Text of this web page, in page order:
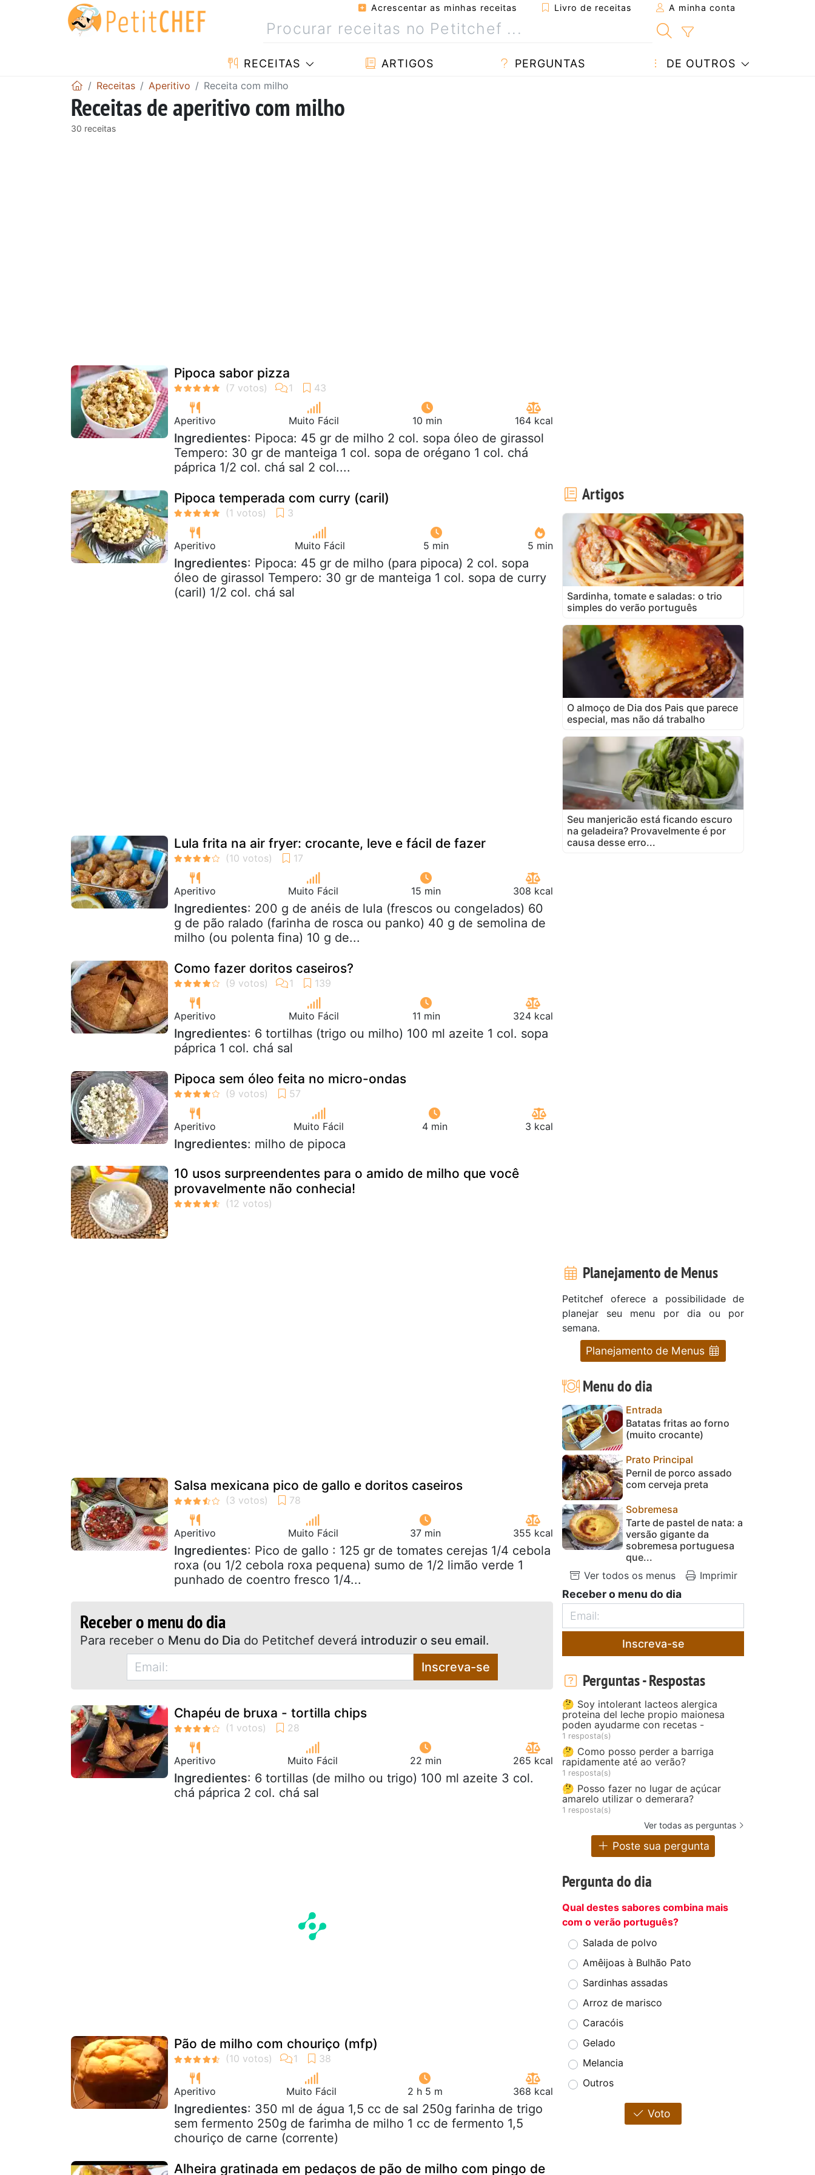
Acrescentar as minhas receitas Livro de receitas A minha conta
RECEITAS ARTIGOS PERGUNTAS DE OUTROS
Receitas Aperitivo Receita com milho
Receitas de aperitivo com milho
30 receitas
Pipoca sabor pizza
Aperitivo Muito Fácil 10 min 164 kcal
Ingredientes: Pipoca: 45 gr de milho 2 col. sopa óleo de girassol
Tempero: 30 gr de manteiga 1 col. sopa de orégano 1 col. chá
páprica 1/2 col. chá sal 2 col....
Pipoca temperada com curry (caril)
Aperitivo Muito Fácil 5 min 5 min
Ingredientes: Pipoca: 45 gr de milho (para pipoca) 2 col. sopa
óleo de girassol Tempero: 30 gr de manteiga 1 col. sopa de curry
(caril) 1/2 col. chá sal
Lula frita na air fryer: crocante, leve e fácil de fazer
Aperitivo Muito Fácil 15 min 308 kcal
Ingredientes: 200 g de anéis de lula (frescos ou congelados) 60
g de pão ralado (farinha de rosca ou panko) 40 g de semolina de
milho (ou polenta fina) 10 g de...
Como fazer doritos caseiros?
Aperitivo Muito Fácil 11 min 324 kcal
Ingredientes: 6 tortilhas (trigo ou milho) 100 ml azeite 1 col. sopa
páprica 1 col. chá sal
Pipoca sem óleo feita no micro-ondas
Aperitivo Muito Fácil 4 min 3 kcal
Ingredientes: milho de pipoca
10 usos surpreendentes para o amido de milho que você
provavelmente não conhecia!
Salsa mexicana pico de gallo e doritos caseiros
Aperitivo Muito Fácil 37 min 355 kcal
Ingredientes: Pico de gallo : 125 gr de tomates cerejas 1/4 cebola
roxa (ou 1/2 cebola roxa pequena) sumo de 1/2 limão verde 1
punhado de coentro fresco 1/4...
Receber o menu do dia
Para receber o Menu do Dia do Petitchef deverá introduzir o seu email.
Inscreva-se
Chapéu de bruxa - tortilla chips
Aperitivo Muito Fácil 22 min 265 kcal
Ingredientes: 6 tortillas (de milho ou trigo) 100 ml azeite 3 col.
chá páprica 2 col. chá sal
Pão de milho com chouriço (mfp)
Aperitivo Muito Fácil 2 h 5 m 368 kcal
Ingredientes: 350 ml de água 1,5 cc de sal 250g farinha de trigo
sem fermento 250g de farimha de milho 1 cc de fermento 1,5
chouriço de carne (corrente)
Alheira gratinada em pedaços de pão de milho com pingo de
Artigos
Sardinha, tomate e saladas: o trio
simples do verão português
O almoço de Dia dos Pais que parece
especial, mas não dá trabalho
Seu manjericão está ficando escuro
na geladeira? Provavelmente é por
causa desse erro...
Planejamento de Menus
Petitchef oferece a possibilidade de
planejar seu menu por dia ou por
semana.
Planejamento de Menus
Menu do dia
Entrada
Batatas fritas ao forno
(muito crocante)
Prato Principal
Pernil de porco assado
com cerveja preta
Sobremesa
Tarte de pastel de nata: a
versão gigante da
sobremesa portuguesa
que...
Ver todos os menus
Imprimir
Receber o menu do dia
Inscreva-se
Perguntas - Respostas
🤔 Soy intolerant lacteos alergica
proteina del leche propio maionesa
poden ayudarme con recetas -
1 resposta(s)
🤔 Como posso perder a barriga
rapidamente até ao verão?
1 resposta(s)
🤔 Posso fazer no lugar de açúcar
amarelo utilizar o demerara?
1 resposta(s)
Ver todas as perguntas
Poste sua pergunta
Pergunta do dia
Qual destes sabores combina mais
com o verão português?
Salada de polvo
Amêijoas à Bulhão Pato
Sardinhas assadas
Arroz de marisco
Caracóis
Gelado
Melancia
Outros
Voto